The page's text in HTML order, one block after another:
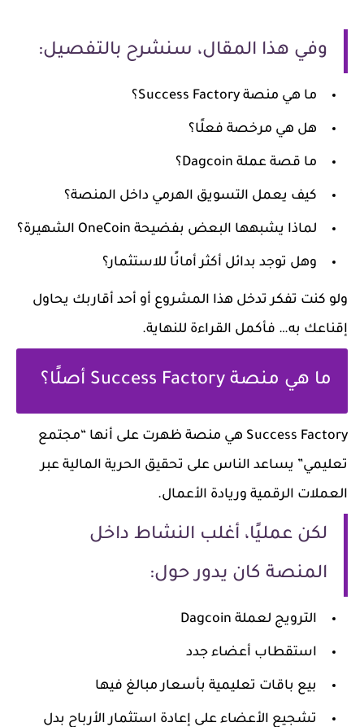
وفي هذا المقال، سنشرح بالتفصيل:
ما هي منصة Success Factory؟
هل هي مرخصة فعلًا؟
ما قصة عملة Dagcoin؟
كيف يعمل التسويق الهرمي داخل المنصة؟
لماذا يشبهها البعض بفضيحة OneCoin الشهيرة؟
وهل توجد بدائل أكثر أمانًا للاستثمار؟
ولو كنت تفكر تدخل هذا المشروع أو أحد أقاربك يحاول
إقناعك به… فأكمل القراءة للنهاية.
ما هي منصة Success Factory أصلًا؟
Success Factory هي منصة ظهرت على أنها “مجتمع
تعليمي” يساعد الناس على تحقيق الحرية المالية عبر
العملات الرقمية وريادة الأعمال.
لكن عمليًا، أغلب النشاط داخل
المنصة كان يدور حول:
الترويج لعملة Dagcoin
استقطاب أعضاء جدد
بيع باقات تعليمية بأسعار مبالغ فيها
تشجيع الأعضاء على إعادة استثمار الأرباح بدل